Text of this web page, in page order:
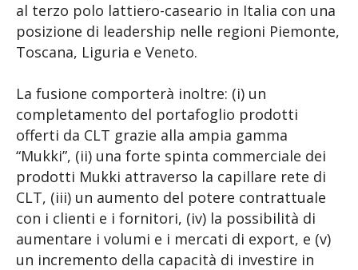
al terzo polo lattiero-caseario in Italia con una
posizione di leadership nelle regioni Piemonte,
Toscana, Liguria e Veneto.
La fusione comporterà inoltre: (i) un
completamento del portafoglio prodotti
offerti da CLT grazie alla ampia gamma
“Mukki”, (ii) una forte spinta commerciale dei
prodotti Mukki attraverso la capillare rete di
CLT, (iii) un aumento del potere contrattuale
con i clienti e i fornitori, (iv) la possibilità di
aumentare i volumi e i mercati di export, e (v)
un incremento della capacità di investire in